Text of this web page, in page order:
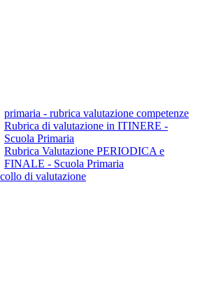
primaria - rubrica valutazione competenze
Rubrica di valutazione in ITINERE -
Scuola Primaria
Rubrica Valutazione PERIODICA e
FINALE - Scuola Primaria
di valutazione